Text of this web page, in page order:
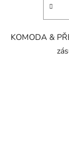
KOMODA &